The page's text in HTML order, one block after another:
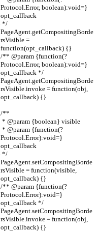
Protocol.Error, boolean):void=}
opt_callback
*/
PageAgent.getCompositingBorde
rsVisible =
function(opt_callback) {}
/** @param {function(?
Protocol.Error, boolean):void=}
opt_callback */
PageAgent.getCompositingBorde
rsVisible.invoke = function(obj,
opt_callback) {}
/**
* @param {boolean} visible
Protocol.Error):void=}
opt_callback
*/
PageAgent.setCompositingBorde
rsVisible = function(visible,
opt_callback) {}
/** @param {function(?
Protocol.Error):void=}
opt_callback */
PageAgent.setCompositingBorde
rsVisible.invoke = function(obj,
opt_callback) {}